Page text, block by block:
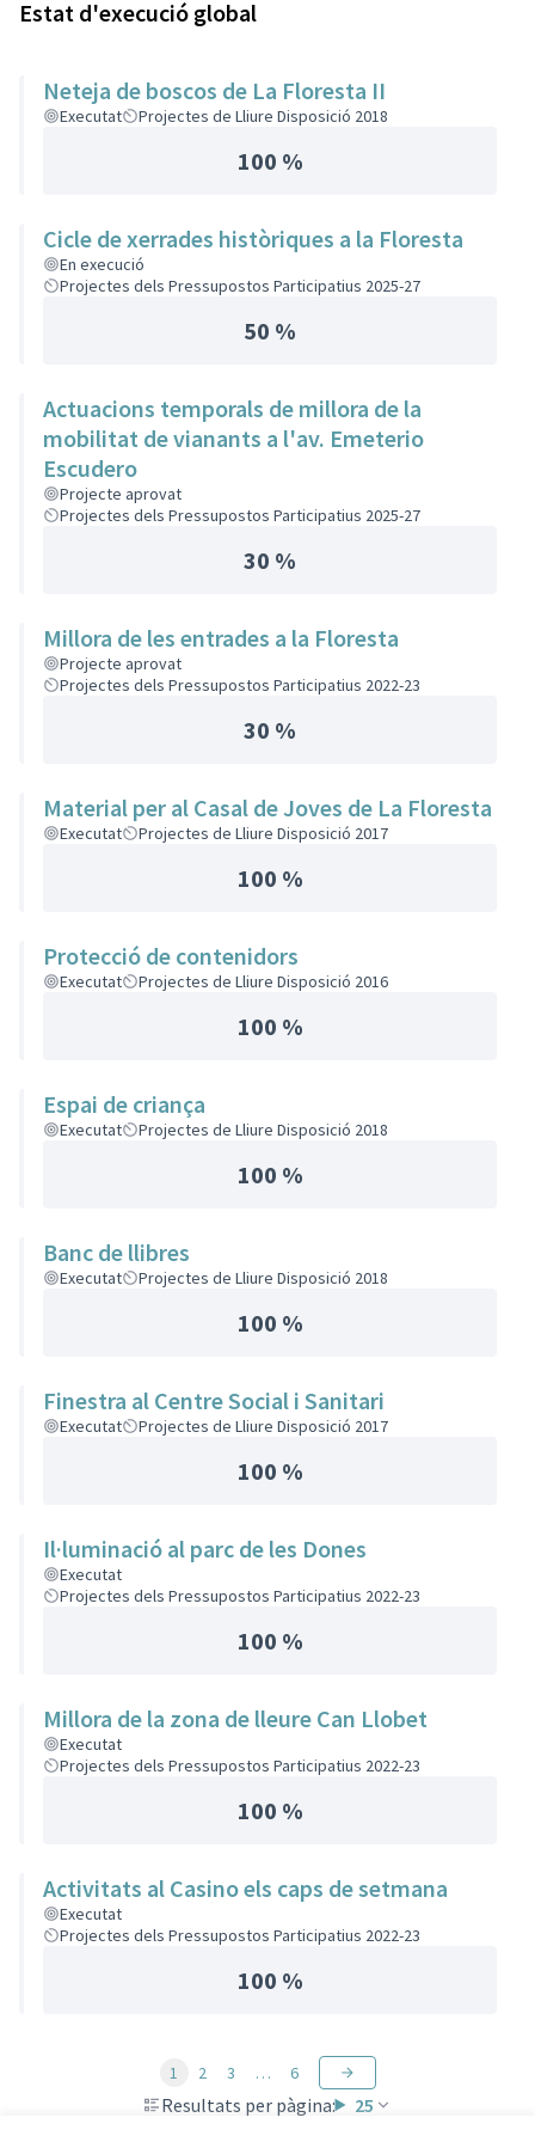
Estat d'execució global
Neteja de boscos de La Floresta II
Executat Projectes de Lliure Disposició 2018
100 %
Cicle de xerrades històriques a la Floresta
En execució
Projectes dels Pressupostos Participatius 2025-27
50 %
Actuacions temporals de millora de la
mobilitat de vianants a l'av. Emeterio
Escudero
Projecte aprovat
Projectes dels Pressupostos Participatius 2025-27
30 %
Millora de les entrades a la Floresta
Projecte aprovat
Projectes dels Pressupostos Participatius 2022-23
30 %
Material per al Casal de Joves de La Floresta
Executat Projectes de Lliure Disposició 2017
100 %
Protecció de contenidors
Executat Projectes de Lliure Disposició 2016
100 %
Espai de criança
Executat Projectes de Lliure Disposició 2018
100 %
Banc de llibres
Executat Projectes de Lliure Disposició 2018
100 %
Finestra al Centre Social i Sanitari
Executat Projectes de Lliure Disposició 2017
100 %
Il·luminació al parc de les Dones
Executat
Projectes dels Pressupostos Participatius 2022-23
100 %
Millora de la zona de lleure Can Llobet
Executat
Projectes dels Pressupostos Participatius 2022-23
100 %
Activitats al Casino els caps de setmana
Executat
Projectes dels Pressupostos Participatius 2022-23
100 %
Resultats per pàgina: 25
1 2 3 … 6